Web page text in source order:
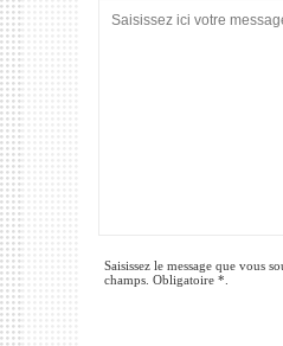
Saisissez le message que vous
champs. Obligatoire *.